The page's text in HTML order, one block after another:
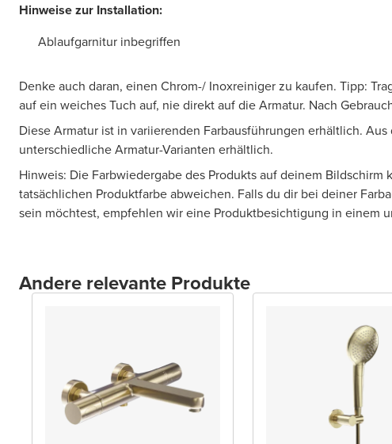
Hinweise zur Installation:
Ablaufgarnitur inbegriffen
Denke auch daran, einen Chrom-/ Inoxreiniger zu kaufen. Tipp:
auf ein weiches Tuch auf, nie direkt auf die Armatur. Nach
Diese Armatur ist in variierenden Farbausführungen erhältlich. Aus
unterschiedliche Armatur-Varianten erhältlich.
Hinweis: Die Farbwiedergabe des Produkts auf deinem Bildschirm
tatsächlichen Produktfarbe abweichen. Falls du dir bei deiner
sein möchtest, empfehlen wir eine Produktbesichtigung in einem
Andere relevante Produkte